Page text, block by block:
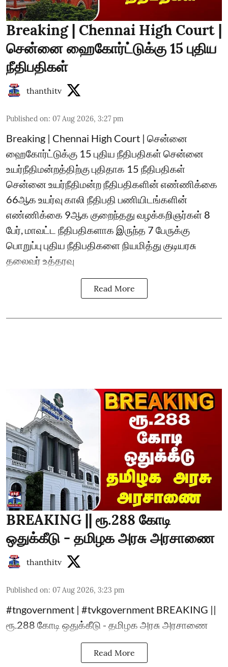
Breaking | Chennai High Court |
சென்னை ஹைகோர்ட்டுக்கு 15 புதிய
நீதிபதிகள்
thanthitv
Published on: 07 Aug 2026, 3:27 pm
Breaking | Chennai High Court | சென்னை
ஹைகோர்ட்டுக்கு 15 புதிய நீதிபதிகள் சென்னை
உயர்நீதிமன்றத்திற்கு புதிதாக 15 நீதிபதிகள்
சென்னை உயர்நீதிமன்ற நீதிபதிகளின் எண்ணிக்கை
66ஆக உயர்வு காலி நீதிபதி பணியிடங்களின்
எண்ணிக்கை 9ஆக குறைந்தது வழக்கறிஞர்கள் 8
பேர், மாவட்ட நீதிபதிகளாக இருந்த 7 பேருக்கு
பொறுப்பு புதிய நீதிபதிகளை நியமித்து குடியரசு
தலைவர் உத்தரவு
Read More
BREAKING || ரூ.288 கோடி
ஒதுக்கீடு - தமிழக அரசு அரசாணை
thanthitv
Published on: 07 Aug 2026, 3:23 pm
#tngovernment | #tvkgovernment BREAKING ||
ரூ.288 கோடி ஒதுக்கீடு - தமிழக அரசு அரசாணை
Read More